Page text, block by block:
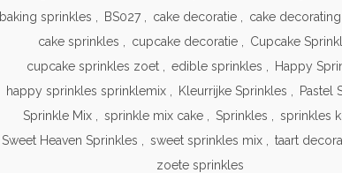
baking sprinkles
BS027 cake decoratie cake
cake sprinkles
cupcake decoratie Cupcake
cupcake sprinkles zoet
edible sprinkles Happy
happy sprinkles sprinklemix
Kleurrijke Sprinkles Pastel
Sprinkle Mix
sprinkle mix cake Sprinkles sprinkles
Sweet Heaven Sprinkles
sweet sprinkles mix taart
zoete sprinkles